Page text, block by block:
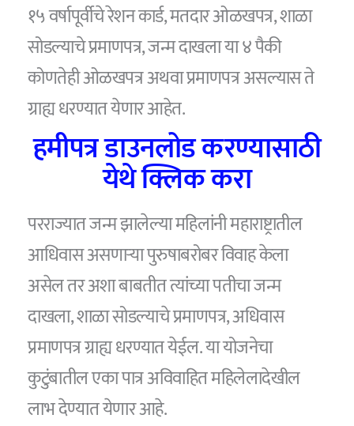
१५ वर्षापूर्वीचे रेशन कार्ड, मतदार ओळखपत्र, शाळा
सोडल्याचे प्रमाणपत्र, जन्म दाखला या ४ पैकी
कोणतेही ओळखपत्र अथवा प्रमाणपत्र असल्यास ते
ग्राह्य धरण्यात येणार आहेत.
हमीपत्र डाउनलोड करण्यासाठी
येथे क्लिक करा
परराज्यात जन्म झालेल्या महिलांनी महाराष्ट्रातील
आधिवास असणाऱ्या पुरुषाबरोबर विवाह केला
असेल तर अशा बाबतीत त्यांच्या पतीचा जन्म
दाखला, शाळा सोडल्याचे प्रमाणपत्र, अधिवास
प्रमाणपत्र ग्राह्य धरण्यात येईल. या योजनेचा
कुटुंबातील एका पात्र अविवाहित महिलेलादेखील
लाभ देण्यात येणार आहे.